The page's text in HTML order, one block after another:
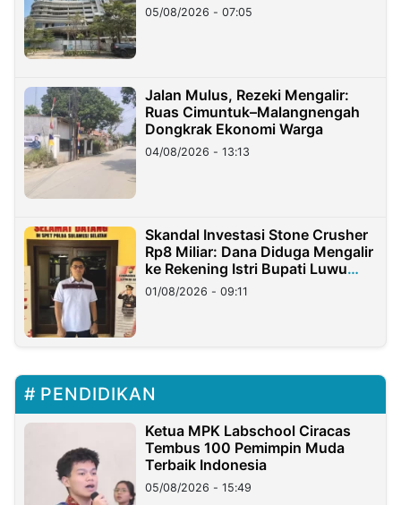
05/08/2026 - 07:05
Jalan Mulus, Rezeki Mengalir:
Ruas Cimuntuk–Malangnengah
Dongkrak Ekonomi Warga
04/08/2026 - 13:13
Skandal Investasi Stone Crusher
Rp8 Miliar: Dana Diduga Mengalir
ke Rekening Istri Bupati Luwu
Timur
01/08/2026 - 09:11
PENDIDIKAN
Ketua MPK Labschool Ciracas
Tembus 100 Pemimpin Muda
Terbaik Indonesia
05/08/2026 - 15:49